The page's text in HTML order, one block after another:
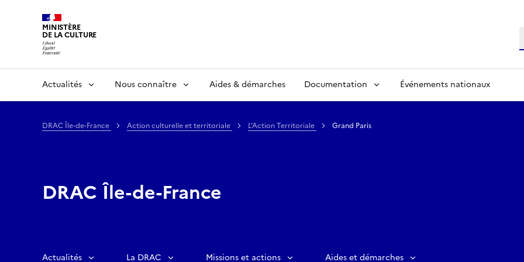
MINISTÈRE
DE LA CULTURE
Actualités Nous connaître Aides & démarches Documentation Événements nationaux
DRAC Île-de-France Action culturelle et territoriale L'Action Territoriale Grand Paris
DRAC Île-de-France
Actualités La DRAC Missions et actions Aides et démarches